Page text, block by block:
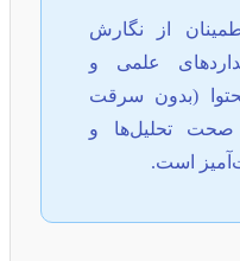
از نگارش
علمی و
(بدون سرقت
صحت تحلیل‌ها و
است.